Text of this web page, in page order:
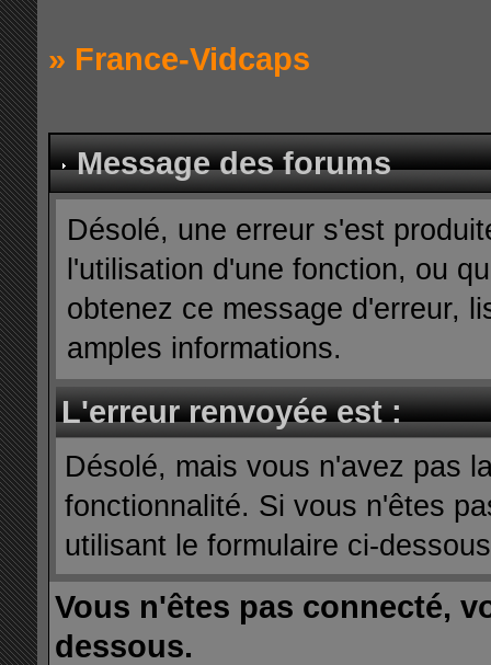
» France-Vidcaps
Message des forums
Désolé, une erreur s'est
l'utilisation d'une fonction, ou
obtenez ce message d'erreur,
amples informations.
L'erreur renvoyée est :
Désolé, mais vous n'avez pas
fonctionnalité. Si vous n'êtes
utilisant le formulaire ci-
Vous n'êtes pas connecté,
dessous.